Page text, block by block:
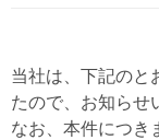
当社は、下記のと
たので、お知らせ
なお、本件につき